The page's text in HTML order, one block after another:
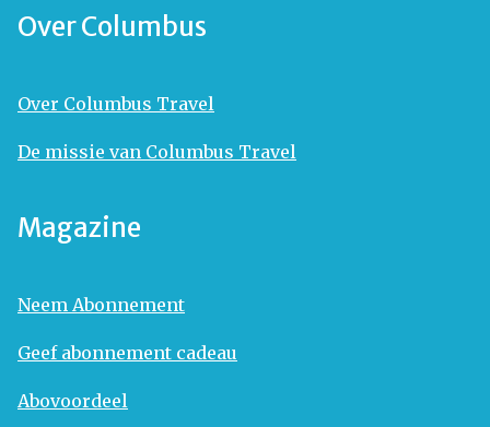
Over Columbus
Over Columbus Travel
De missie van Columbus Travel
Magazine
Neem Abonnement
Geef abonnement cadeau
Abovoordeel